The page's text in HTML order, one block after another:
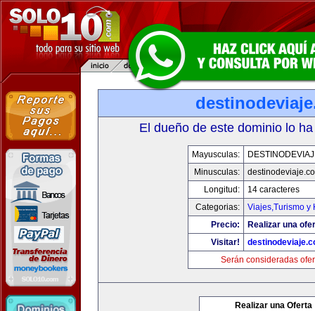
El dueño de este dominio lo
Mayusculas:
Minusculas:
Longitud:
14 caracteres
Categorias:
Viajes,Turismo y
Precio:
Realizar una
Visitar!
Serán consideradas
Realizar una Oferta